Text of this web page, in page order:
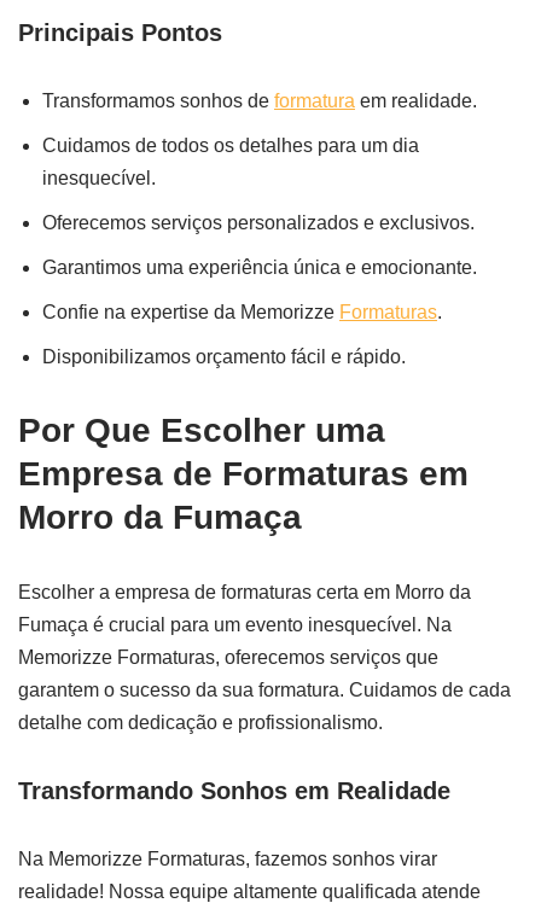
Principais Pontos
Transformamos sonhos de formatura em realidade.
Cuidamos de todos os detalhes para um dia
inesquecível.
Oferecemos serviços personalizados e exclusivos.
Garantimos uma experiência única e emocionante.
Confie na expertise da Memorizze Formaturas.
Disponibilizamos orçamento fácil e rápido.
Por Que Escolher uma
Empresa de Formaturas em
Morro da Fumaça
Escolher a empresa de formaturas certa em Morro da
Fumaça é crucial para um evento inesquecível. Na
Memorizze Formaturas, oferecemos serviços que
garantem o sucesso da sua formatura. Cuidamos de cada
detalhe com dedicação e profissionalismo.
Transformando Sonhos em Realidade
Na Memorizze Formaturas, fazemos sonhos virar
realidade! Nossa equipe altamente qualificada atende